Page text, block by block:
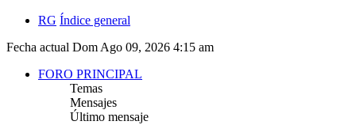
RG Índice general
Fecha actual Dom Ago 09, 2026 4:15 am
FORO PRINCIPAL
Temas
Mensajes
Último mensaje